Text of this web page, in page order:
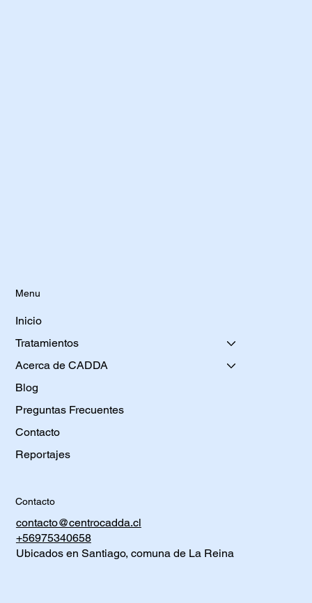
Menu
Inicio
Tratamientos
Acerca de CADDA
Blog
Preguntas Frecuentes
Contacto
Reportajes
Contacto
contacto@centrocadda.cl
+56975340658
Ubicados en Santiago, comuna de La Reina